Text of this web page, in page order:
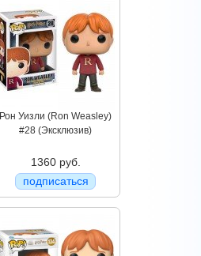
Рон Уизли (Ron Weasley)
#28 (Эксклюзив)
1360 руб.
подписаться